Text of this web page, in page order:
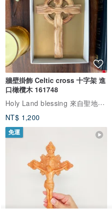
牆壁掛飾 Celtic cross 十字架 進
口橄欖木 161748
Holy Land blessing 來自聖地的祝福
NT$ 1,200
免運